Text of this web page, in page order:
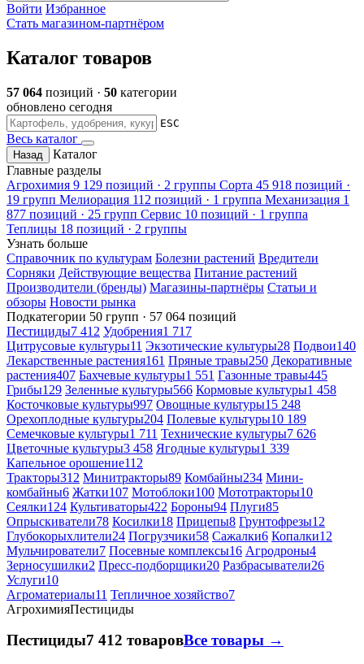
Войти Избранное
Стать магазином-партнёром
Каталог товаров
57 064 позиций · 50 категории
обновлено сегодня
ESC
Весь каталог
Назад
Каталог
Главные разделы
Агрохимия 9 129 позиций · 2 группы Сорта 45 918 позиций ·
19 групп Мелиорация 112 позиций · 1 группа Механизация 1
877 позиций · 25 групп Сервис 10 позиций · 1 группа
Теплицы 18 позиций · 2 группы
Узнать больше
Справочник по культурам Болезни растений Вредители
Сорняки Действующие вещества Питание растений
Производители (бренды) Магазины-партнёры Статьи и
обзоры Новости рынка
Подкатегории 50 групп · 57 064 позиций
Пестициды7 412 Удобрения1 717
Цитрусовые культуры11 Экзотические культуры28 Подвои140
Лекарственные растения161 Пряные травы250 Декоративные
растения407 Бахчевые культуры1 551 Газонные травы445
Грибы129 Зеленные культуры566 Кормовые культуры1 458
Косточковые культуры997 Овощные культуры15 248
Орехоплодные культуры204 Полевые культуры10 189
Семечковые культуры1 711 Технические культуры7 626
Цветочные культуры3 458 Ягодные культуры1 339
Капельное орошение112
Тракторы312 Минитракторы89 Комбайны234 Мини-
комбайны6 Жатки107 Мотоблоки100 Мототракторы10
Сеялки124 Культиваторы422 Бороны94 Плуги85
Опрыскиватели78 Косилки18 Прицепы8 Грунтофрезы12
Глубокорыхлители24 Погрузчики58 Сажалки6 Копалки12
Мульчирователи7 Посевные комплексы16 Агродроны4
Зерносушилки2 Пресс-подборщики20 Разбрасыватели26
Услуги10
Агроматериалы11 Тепличное хозяйство7
АгрохимияПестициды
Пестициды7 412 товаровВсе товары →